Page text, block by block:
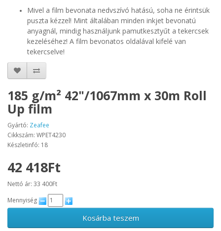
Mivel a film bevonata nedvszívó hatású, soha ne érintsük
puszta kézzel! Mint általában minden inkjet bevonatú
anyagnál, mindig használjunk pamutkesztyűt a tekercsek
kezeléséhez! A film bevonatos oldalával kifelé van
tekercselve!
185 g/m² 42"/1067mm x 30m Roll
Up film
Gyártó: Zeafee
Cikkszám: WPET4230
Készletinfó: 18
42 418Ft
Nettó ár: 33 400Ft
Mennyiség
Kosárba teszem